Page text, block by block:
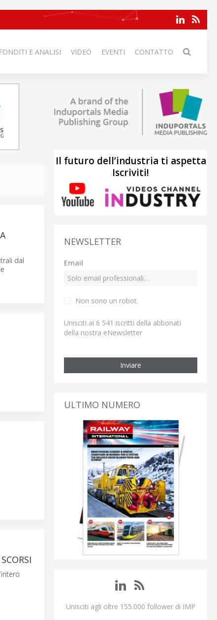
E ANALISI VIDEO EVENTI CONTATTO
dal
Il futuro dell’industria ti aspetta
Iscriviti!
NEWSLETTER
Email
Non sono un robot.
Unisciti ai 6 541 iscritti della abbonati
della nostra eNewsletter
Inviare
ULTIMO NUMERO
Unisciti agli oltre 155.000 follower di IMP